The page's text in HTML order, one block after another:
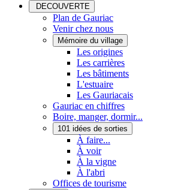
DECOUVERTE
Plan de Gauriac
Venir chez nous
Mémoire du village
Les origines
Les carrières
Les bâtiments
L'estuaire
Les Gauriacais
Gauriac en chiffres
Boire, manger, dormir...
101 idées de sorties
À faire...
À voir
À la vigne
À l'abri
Offices de tourisme